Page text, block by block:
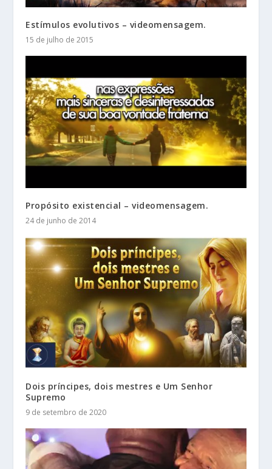
Estímulos evolutivos – videomensagem.
15 de julho de 2015
Propósito existencial – videomensagem.
24 de junho de 2014
Dois príncipes, dois mestres e Um Senhor
Supremo
9 de setembro de 2020